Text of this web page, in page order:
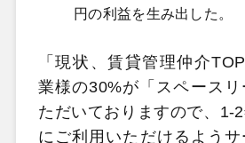
円の利益を生み出した。
「現状、賃貸管理仲介
業様の30%が「スペース
ただいておりますので、1-
にご利用いただけるよう